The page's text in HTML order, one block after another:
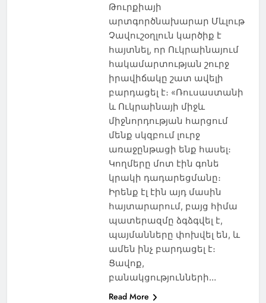
Թուրքիայի
արտգործնախարար Մևլութ
Չավուշօղլուն կարծիք է
հայտնել, որ Ուկրաինայում
հակամարտության շուրջ
իրավիճակը շատ ավելի
բարդացել է։ «Ռուսաստանի
և Ուկրաինայի միջև
միջնորդության հարցում
մենք սկզբում լուրջ
առաջընթացի ենք հասել։
Կողմերը մոտ էին գոնե
կրակի դադարեցմանը։
Իրենք էլ էին այդ մասին
հայտարարում, բայց հիմա
պատերազմը ձգձգվել է,
պայմանները փոխվել են, և
ամեն ինչ բարդացել է։
Ցավոք,
բանակցությունների…
Read More